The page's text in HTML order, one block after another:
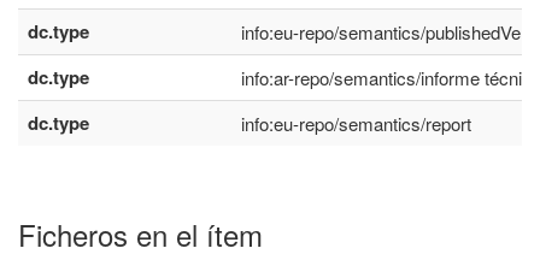
dc.type info:eu-repo/semantics/
dc.type info:ar-repo/semantics/informe técnico
dc.type info:eu-repo/semantics/report
Ficheros en el ítem